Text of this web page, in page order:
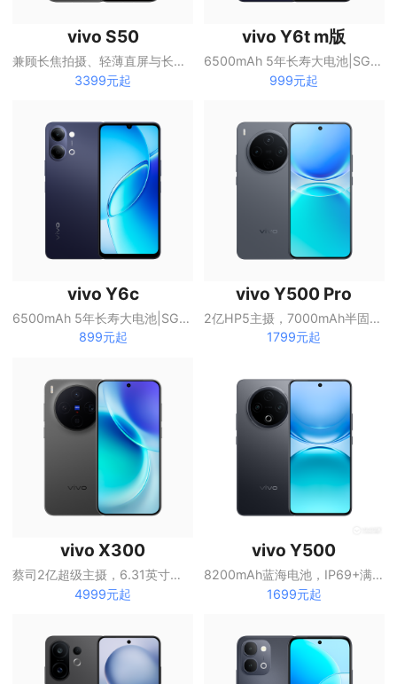
vivo S50
兼顾长焦拍摄、轻薄直屏与长续航的S系列手机
3399元起
vivo Y6t m版
6500mAh 5年长寿大电池|SGS五星抗跌耐摔认证|全局无频闪护眼屏
999元起
vivo Y6c
6500mAh 5年长寿大电池|SGS五星抗跌耐摔认证|全局无频闪护眼屏
899元起
vivo Y500 Pro
2亿HP5主摄，7000mAh半固态蓝海电池
1799元起
vivo X300
蔡司2亿超级主摄，6.31英寸直屏
4999元起
vivo Y500
8200mAh蓝海电池，IP69+满级防水
1699元起